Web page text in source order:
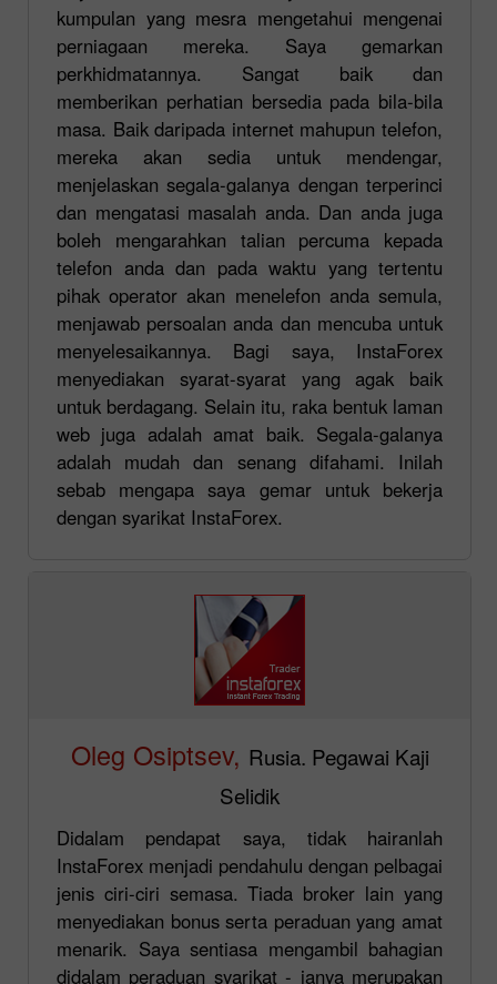
kumpulan yang mesra mengetahui mengenai
perniagaan mereka. Saya gemarkan
perkhidmatannya. Sangat baik dan
memberikan perhatian bersedia pada bila-bila
masa. Baik daripada internet mahupun telefon,
mereka akan sedia untuk mendengar,
menjelaskan segala-galanya dengan terperinci
dan mengatasi masalah anda. Dan anda juga
boleh mengarahkan talian percuma kepada
telefon anda dan pada waktu yang tertentu
pihak operator akan menelefon anda semula,
menjawab persoalan anda dan mencuba untuk
menyelesaikannya. Bagi saya, InstaForex
menyediakan syarat-syarat yang agak baik
untuk berdagang. Selain itu, raka bentuk laman
web juga adalah amat baik. Segala-galanya
adalah mudah dan senang difahami. Inilah
sebab mengapa saya gemar untuk bekerja
dengan syarikat InstaForex.
Oleg Osiptsev, Rusia. Pegawai Kaji
Selidik
Didalam pendapat saya, tidak hairanlah
InstaForex menjadi pendahulu dengan pelbagai
jenis ciri-ciri semasa. Tiada broker lain yang
menyediakan bonus serta peraduan yang amat
menarik. Saya sentiasa mengambil bahagian
didalam peraduan syarikat - ianya merupakan